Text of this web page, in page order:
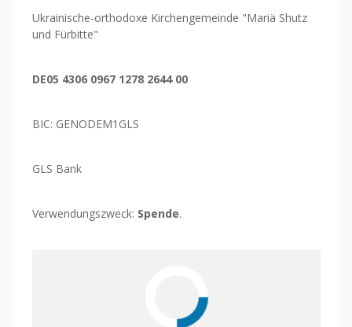
Ukrainische-orthodoxe Kirchengemeinde "Mariä Shutz
und Fürbitte"
DE05 4306 0967 1278 2644 00
BIC: GENODEM1GLS
GLS Bank
Verwendungszweck: Spende.